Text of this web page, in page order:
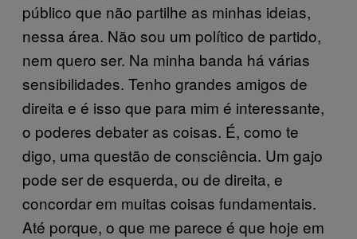
público que não partilhe as minhas ideias,
nessa área. Não sou um político de partido,
nem quero ser. Na minha banda há várias
sensibilidades. Tenho grandes amigos de
direita e é isso que para mim é interessante,
o poderes debater as coisas. É, como te
digo, uma questão de consciência. Um gajo
pode ser de esquerda, ou de direita, e
concordar em muitas coisas fundamentais.
Até porque, o que me parece é que hoje em